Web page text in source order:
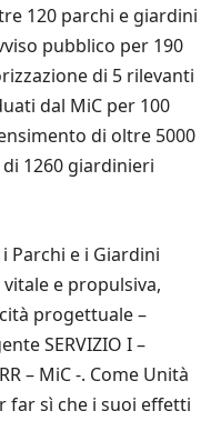
120 parchi e giardini
pubblico per 190
di 5 rilevanti
dal MiC per 100
di oltre 5000
1260 giardinieri
Parchi e i Giardini
e propulsiva,
progettuale –
SERVIZIO I –
– MiC -. Come Unità
far sì che i suoi effetti